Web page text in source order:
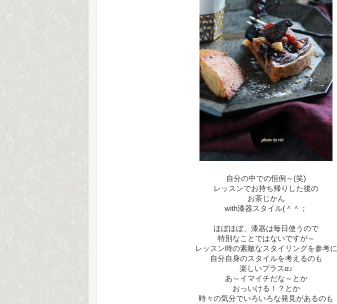
自分の中での恒例～(笑)
レッスンでお持ち帰りした後の
お茶じかん
with漆器スタイル(＾＾；
ほぼほぼ、漆器は毎日使うので
特別なことではないですが～
レッスン時の素敵なスタイリングを参考に
自分自身のスタイルを考えるのも
楽しいプラスα♪
あ～イマイチだな～とか
おっいける！？とか
時々の気分でいろいろな発見があるのも